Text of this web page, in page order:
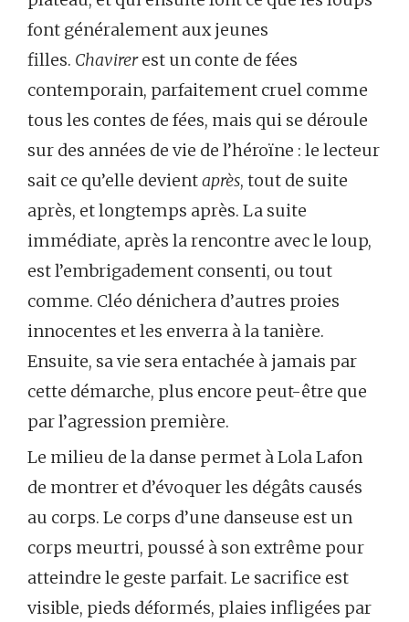
font généralement aux jeunes
filles. Chavirerest un conte de fées
contemporain, parfaitement cruel comme
tous les contes de fées, mais qui se déroule
sur des années de vie de l’héroïne : le lecteur
sait ce qu’elle devientaprès, tout de suite
après, et longtemps après. La suite
immédiate, après la rencontre avec le loup,
est l’embrigadement consenti, ou tout
comme. Cléo dénichera d’autres proies
innocentes et les enverra à la tanière.
Ensuite, sa vie sera entachée à jamais par
cette démarche, plus encore peut-être que
par l’agression première.
Le milieu de la danse permet à Lola Lafon
de montrer et d’évoquer les dégâts causés
au corps. Le corps d’une danseuse est un
corps meurtri, poussé à son extrême pour
atteindre le geste parfait. Le sacrifice est
visible, pieds déformés, plaies infligées par